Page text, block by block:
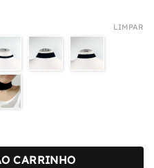
LIMPAR
Estilo Punk Gótico Coreano
CARRINHO